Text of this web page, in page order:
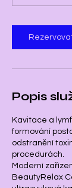
i
Popis
Kavitace a
formování
odstranění
procedurách.
Moderní
BeautyRelax